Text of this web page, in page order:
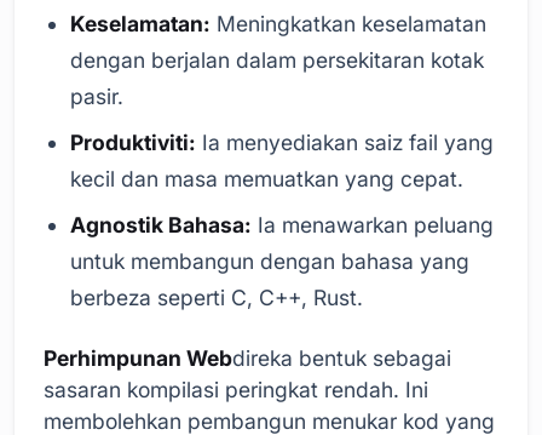
Keselamatan: Meningkatkan keselamatan
dengan berjalan dalam persekitaran kotak
pasir.
Produktiviti: Ia menyediakan saiz fail yang
kecil dan masa memuatkan yang cepat.
Agnostik Bahasa: Ia menawarkan peluang
untuk membangun dengan bahasa yang
berbeza seperti C, C++, Rust.
Perhimpunan Webdireka bentuk sebagai
sasaran kompilasi peringkat rendah. Ini
membolehkan pembangun menukar kod yang